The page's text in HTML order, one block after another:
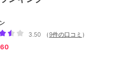
3.50
（ 9件の口コミ ）